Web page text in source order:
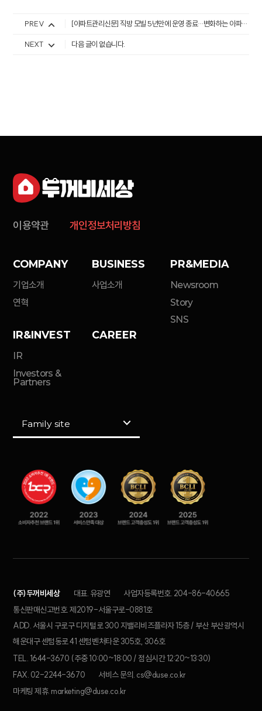
PREV [아파트관리신문] 직방 모빌 5년만에 운영 종료…변화하는 아파트앱 시장
NEXT 다음 글이 없습니다.
이용약관 개인정보처리방침
COMPANY
기업소개
연혁
BUSINESS
사업소개
PR&MEDIA
Newsroom
Story
SNS
IR&INVEST
IR
Investors &
Partners
CAREER
Family site
(주)두꺼비세상 대표. 유광연
사업자등록번호. 204-86-40665
통신판매신고번호. 제2019-서울구로-0881호
ADD. 서울시 구로구 디지털로 300 지밸리비즈플라자 15층 / 부산 부산광역시
해운대구 센텀동로 41 센텀벤처타운 305호, 306호
TEL. 1644-3670 (주중 10:00~18:00 / 점심시간 12:20~13:30)
FAX. 02-2244-3670
서비스 문의. cs@duse.co.kr
마케팅 제휴. marketing@duse.co.kr